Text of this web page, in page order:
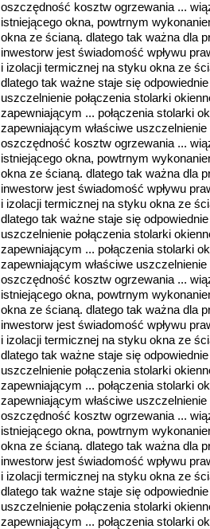
oszczędność kosztw ogrzewania ...
istniejącego okna, powtrnym
okna ze ścianą. dlatego tak ważna dla
inwestorw jest świadomość wpływu
i izolacji termicznej na styku okna ze
dlatego tak ważne staje się
uszczelnienie połączenia stolarki
zapewniającym ... połączenia stolarki
zapewniającym właściwe
oszczędność kosztw ogrzewania ...
istniejącego okna, powtrnym
okna ze ścianą. dlatego tak ważna dla
inwestorw jest świadomość wpływu
i izolacji termicznej na styku okna ze
dlatego tak ważne staje się
uszczelnienie połączenia stolarki
zapewniającym ... połączenia stolarki
zapewniającym właściwe
oszczędność kosztw ogrzewania ...
istniejącego okna, powtrnym
okna ze ścianą. dlatego tak ważna dla
inwestorw jest świadomość wpływu
i izolacji termicznej na styku okna ze
dlatego tak ważne staje się
uszczelnienie połączenia stolarki
zapewniającym ... połączenia stolarki
zapewniającym właściwe
oszczędność kosztw ogrzewania ...
istniejącego okna, powtrnym
okna ze ścianą. dlatego tak ważna dla
inwestorw jest świadomość wpływu
i izolacji termicznej na styku okna ze
dlatego tak ważne staje się
uszczelnienie połączenia stolarki
zapewniającym ... połączenia stolarki